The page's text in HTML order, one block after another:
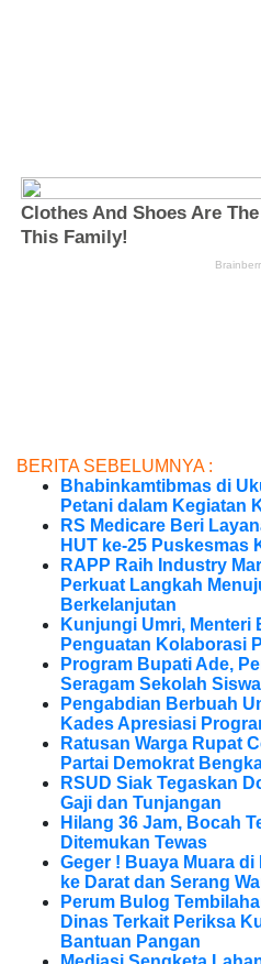
BERITA SEBELUMNYA :
Bhabinkamtibmas di
Petani dalam Kegiatan
RS Medicare Beri
HUT ke-25 Puskesmas
RAPP Raih Industry
Perkuat Langkah
Berkelanjutan
Kunjungi Umri, Menteri
Penguatan Kolaborasi
Program Bupati Ade,
Seragam Sekolah
Pengabdian Berbuah
Kades Apresiasi
Ratusan Warga Rupat
Partai Demokrat
RSUD Siak Tegaskan
Gaji dan Tunjangan
Hilang 36 Jam, Bocah
Ditemukan Tewas
Geger ! Buaya Muara
ke Darat dan Serang
Perum Bulog
Dinas Terkait Periksa
Bantuan Pangan